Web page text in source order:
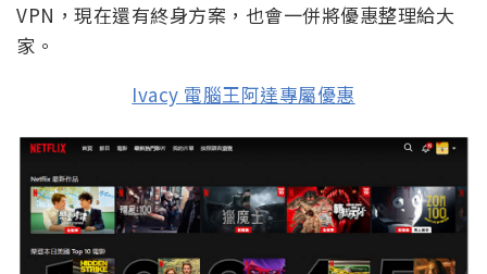
VPN，現在還有終身方案，也會一併將優惠整理給大
家。
Ivacy 電腦王阿達專屬優惠